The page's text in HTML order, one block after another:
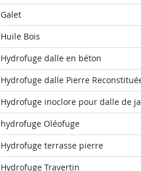
Galet
Huile Bois
Hydrofuge dalle en béton
Hydrofuge dalle Pierre
Hydrofuge inoclore pour dalle de
hydrofuge Oléofuge
Hydrofuge terrasse pierre
Hydrofuge Travertin